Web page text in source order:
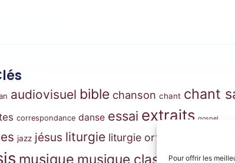
Pour offrir les
audiovisuel bible chanson chant chant
correspondance danse essai extraits gospel
jazz jésus liturgie liturgie orthodoxe
musique musique classique